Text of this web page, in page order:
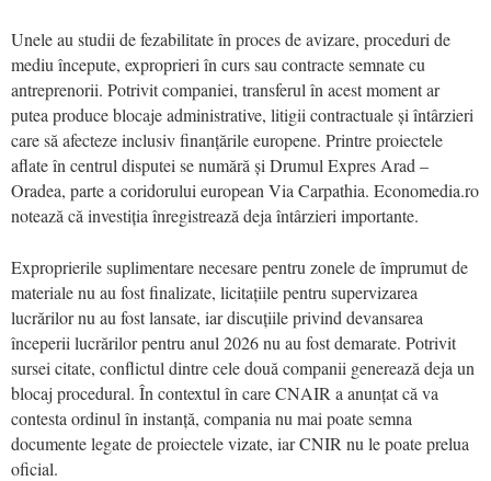
Unele au studii de fezabilitate în proces de avizare, proceduri de
mediu începute, exproprieri în curs sau contracte semnate cu
antreprenorii. Potrivit companiei, transferul în acest moment ar
putea produce blocaje administrative, litigii contractuale și întârzieri
care să afecteze inclusiv finanțările europene. Printre proiectele
aflate în centrul disputei se numără și Drumul Expres Arad –
Oradea, parte a coridorului european Via Carpathia. Economedia.ro
notează că investiția înregistrează deja întârzieri importante.
Exproprierile suplimentare necesare pentru zonele de împrumut de
materiale nu au fost finalizate, licitațiile pentru supervizarea
lucrărilor nu au fost lansate, iar discuțiile privind devansarea
începerii lucrărilor pentru anul 2026 nu au fost demarate. Potrivit
sursei citate, conflictul dintre cele două companii generează deja un
blocaj procedural. În contextul în care CNAIR a anunțat că va
contesta ordinul în instanță, compania nu mai poate semna
documente legate de proiectele vizate, iar CNIR nu le poate prelua
oficial.